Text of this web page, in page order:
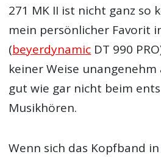
271 MK II ist nicht ganz so
mein persönlicher Favorit
(beyerdynamic DT 990
keiner Weise
gut wie gar nicht beim
Musikhören.
Wenn sich das Kopfband